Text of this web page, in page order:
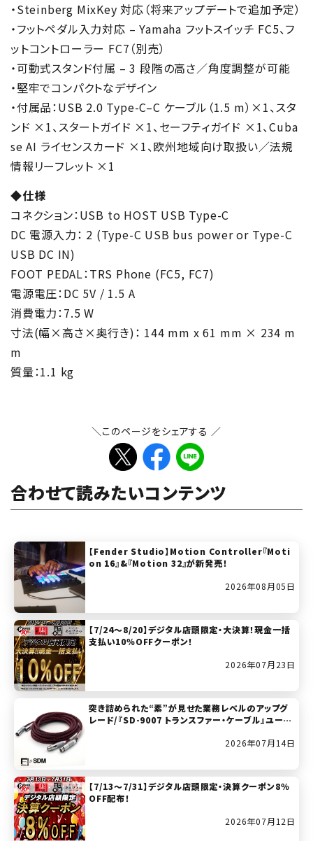
・Steinberg MixKey 対応（将来アップデートで追加予定）
・フットペダル入力対応 – Yamaha フットスイッチ FC5、フ
ットコントローラー FC7（別売）
・可動式スタンド付属 – 3 段階の高さ／角度調整が可能
・堅牢でコンパクトなデザイン
・付属品：USB 2.0 Type-C–C ケーブル（1.5 m）×1、スタ
ンド ×1、スタートガイド ×1、セーフティガイド ×1、Cuba
se AI ライセンスカード ×1、欧州地域向け取扱い／法規
情報リーフレット ×1
◆仕様
コネクション：USB to HOST USB Type-C
DC 電源⼊⼒： 2 (Type-C USB bus power or Type-C
USB DC IN)
FOOT PEDAL：TRS Phone (FC5, FC7)
電源電圧：DC 5V / 1.5 A
消費電⼒：7.5 W
⼨法(幅×⾼さ×奥⾏き)： 144 mm x 61 mm × 234 m
m
質量：1.1 kg
＼このページをシェアする ／
合わせて読みたいコンテンツ
【Fender Studio】Motion Controller『Moti
on 16』&『Motion 32』が新発売！
2026年08月05日
【7/24～8/20】デジタル店頭限定・大決算！現金一括
支払い10％OFFクーポン！
2026年07月23日
突き詰められた“素”が見せた業務レベルのアップグ
レード/『SD-9007 トランスファー・ケーブル』ユーザ
2026年07月14日
【7/13～7/31】デジタル店頭限定・決算クーポン8％
OFF配布！
2026年07月12日